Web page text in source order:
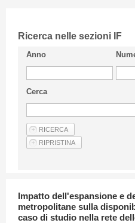
CIFI in breve
Linee Guida
Privacy Policy
Articoli
Ricerca nelle sezioni IF
Anno
Cerca
Impatto dell'espansione e
metropolitane sulla
caso di studio nella rete